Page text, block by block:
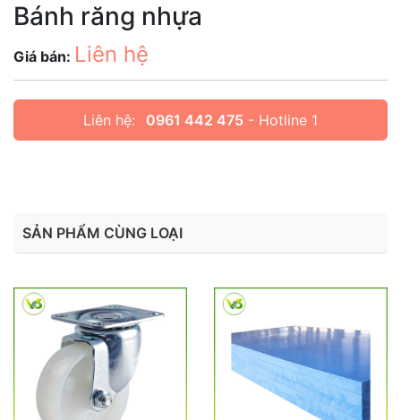
Bánh răng nhựa
Giá bán: Liên hệ
Liên hệ: 0961 442 475 - Hotline 1
SẢN PHẨM CÙNG LOẠI